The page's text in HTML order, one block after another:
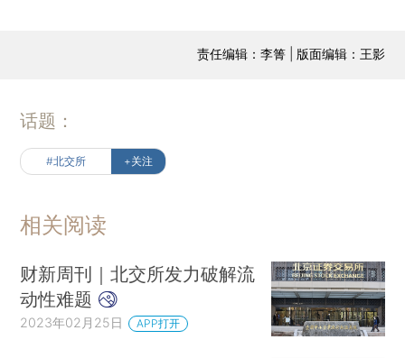
责任编辑：李箐 | 版面编辑：王影
话题：
#北交所 +关注
相关阅读
财新周刊｜北交所发力破解流
动性难题
2023年02月25日 APP打开